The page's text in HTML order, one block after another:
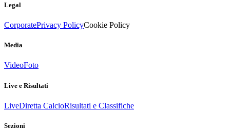
Legal
CorporatePrivacy PolicyCookie Policy
Media
VideoFoto
Live e Risultati
LiveDiretta CalcioRisultati e Classifiche
Sezioni